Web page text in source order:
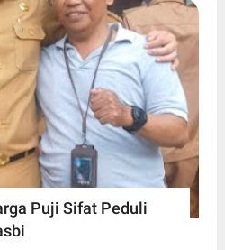
Puji Sifat Peduli